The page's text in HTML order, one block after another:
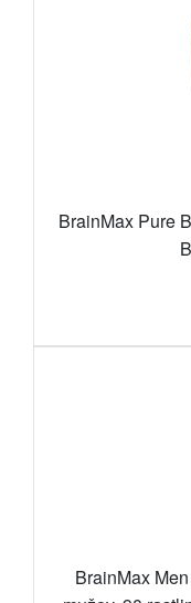
BrainMax Pure
BrainMax